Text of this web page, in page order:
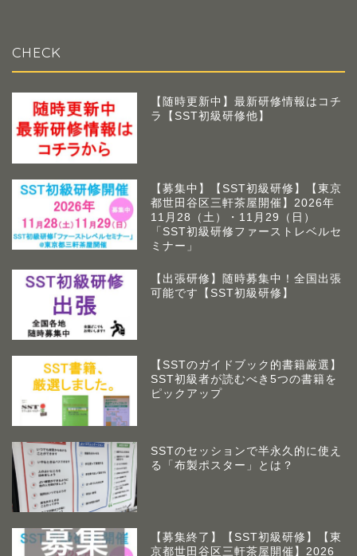
CHECK
【随時更新中】最新研修情報はコチ
ラ【SST初級研修他】
【募集中】【SST初級研修】【東京
都世田谷区三軒茶屋開催】2026年
11月28（土）・11月29（日）
「SST初級研修ファーストレベルセ
ミナー」
【出張研修】随時募集中！全国出張
可能です【SST初級研修】
【SSTのガイドブック的書籍厳選】
SST初級者が読むべき5つの書籍を
ピックアップ
SSTのセッションで半永久的に使え
る「布製ポスター」とは？
【募集終了】【SST初級研修】【東
京都世田谷区三軒茶屋開催】2026
アームズラボとは
て